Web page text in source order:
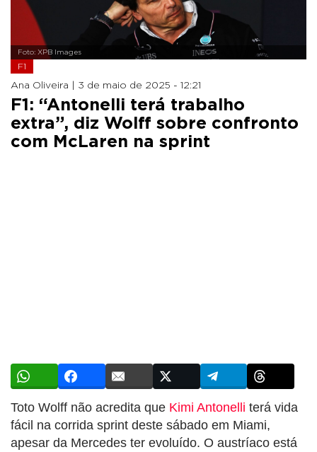
Foto: XPB Images
F1
Ana Oliveira | 3 de maio de 2025 - 12:21
F1: “Antonelli terá trabalho
extra”, diz Wolff sobre confronto
com McLaren na sprint
Toto Wolff não acredita que Kimi Antonelli terá vida
fácil na corrida sprint deste sábado em Miami,
apesar da Mercedes ter evoluído. O austríaco está